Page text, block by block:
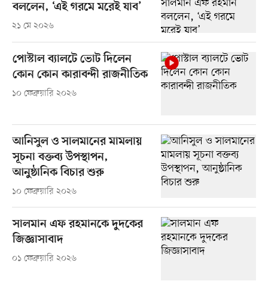
বললেন, ‘এই গরমে মরেই যাব’
২১ মে ২০২৬
পোস্টাল ব্যালটে ভোট দিলেন
কোন কোন কারাবন্দী রাজনীতিক
১০ ফেব্রুয়ারি ২০২৬
আনিসুল ও সালমানের মামলায়
সূচনা বক্তব্য উপস্থাপন,
আনুষ্ঠানিক বিচার শুরু
১০ ফেব্রুয়ারি ২০২৬
সালমান এফ রহমানকে দুদকের
জিজ্ঞাসাবাদ
০১ ফেব্রুয়ারি ২০২৬